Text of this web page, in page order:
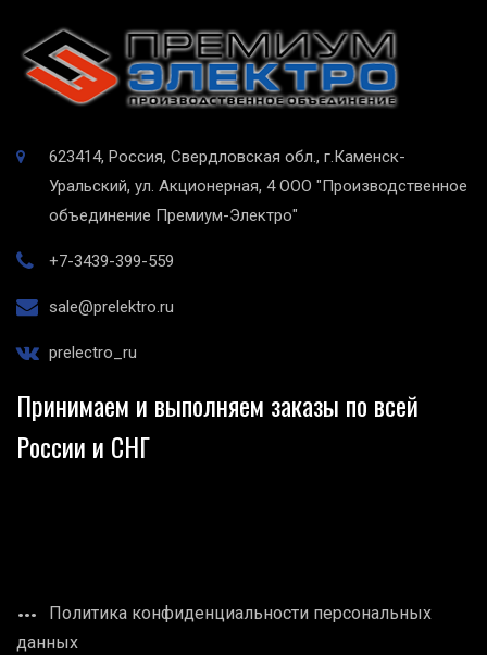
623414, Россия, Свердловская обл., г.Каменск-
Уральский, ул. Акционерная, 4 ООО "Производственное
объединение Премиум-Электро"
+7-3439-399-559
sale@prelektro.ru
prelectro_ru
Принимаем и выполняем заказы по всей
России и СНГ
Политика конфиденциальности персональных
данных